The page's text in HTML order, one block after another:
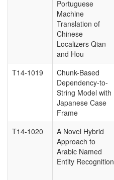
Portuguese
Machine
Translation of
Chinese
Localizers Qian
and Hou
T14-1019
Chunk-Based
Dependency-to-
String Model with
Japanese Case
Frame
T14-1020
A Novel Hybrid
Approach to
Arabic Named
Entity Recognition